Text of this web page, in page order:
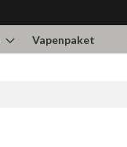
Vapenpaket